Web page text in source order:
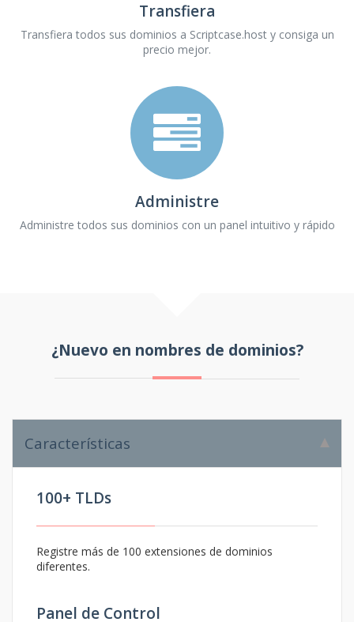
Transfiera
Transfiera todos sus dominios a Scriptcase.host y consiga un
precio mejor.
Administre
Administre todos sus dominios con un panel intuitivo y rápido
¿Nuevo en nombres de dominios?
Características
100+ TLDs
Registre más de 100 extensiones de dominios
diferentes.
Panel de Control